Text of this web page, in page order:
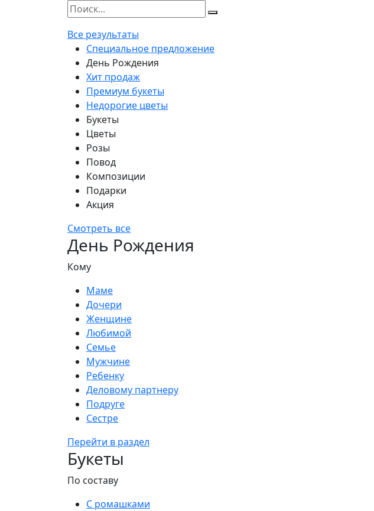
Все результаты
Специальное предложение
День Рождения
Хит продаж
Премиум букеты
Недорогие цветы
Букеты
Цветы
Розы
Повод
Композиции
Подарки
Акция
Смотреть все
День Рождения
Кому
Маме
Дочери
Женщине
Любимой
Семье
Мужчине
Ребенку
Деловому партнеру
Подруге
Сестре
Перейти в раздел
Букеты
По составу
С ромашками